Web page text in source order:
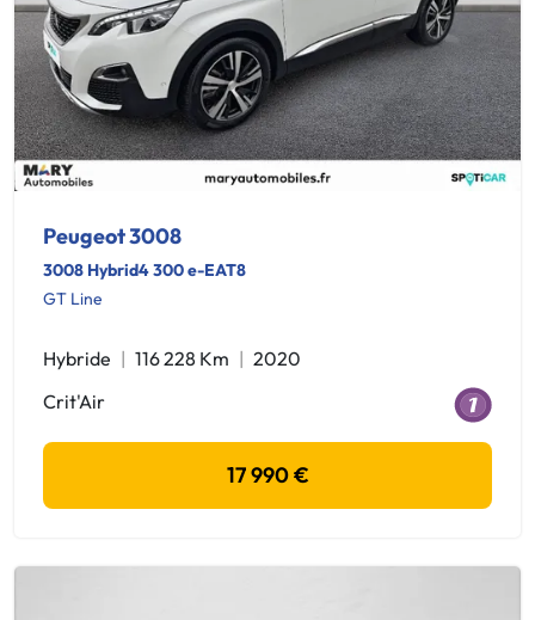
Peugeot 3008
3008 Hybrid4 300 e-EAT8
GT Line
Hybride 116 228 Km
2020
Crit'Air
17 990 €